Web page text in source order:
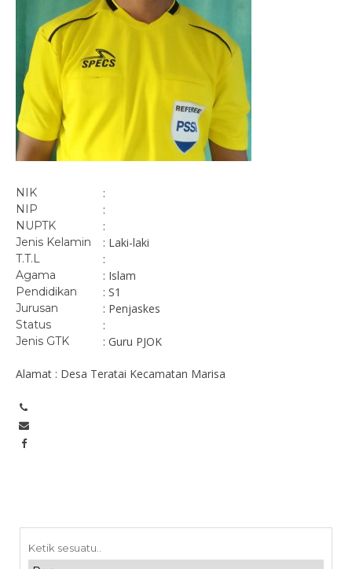
NIK :
NIP :
NUPTK :
Jenis Kelamin : Laki-laki
T.T.L :
Agama : Islam
Pendidikan : S1
Jurusan : Penjaskes
Status :
Jenis GTK : Guru PJOK
Alamat : Desa Teratai Kecamatan Marisa